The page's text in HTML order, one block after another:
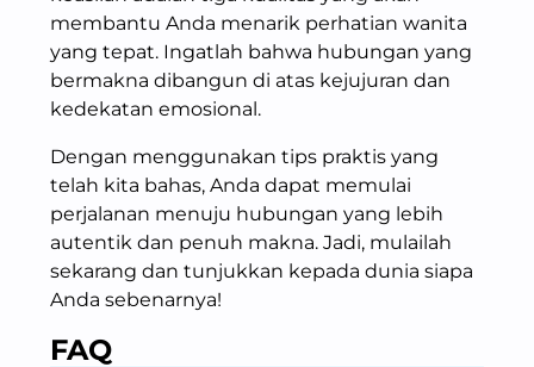
membantu Anda menarik perhatian wanita
yang tepat. Ingatlah bahwa hubungan yang
bermakna dibangun di atas kejujuran dan
kedekatan emosional.
Dengan menggunakan tips praktis yang
telah kita bahas, Anda dapat memulai
perjalanan menuju hubungan yang lebih
autentik dan penuh makna. Jadi, mulailah
sekarang dan tunjukkan kepada dunia siapa
Anda sebenarnya!
FAQ